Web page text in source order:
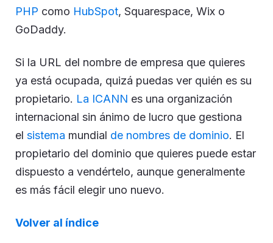
PHP como HubSpot, Squarespace, Wix o
GoDaddy.
Si la URL del nombre de empresa que quieres
ya está ocupada, quizá puedas ver quién es su
propietario. La ICANN es una organización
internacional sin ánimo de lucro que gestiona
el sistema mundial de nombres de dominio. El
propietario del dominio que quieres puede estar
dispuesto a vendértelo, aunque generalmente
es más fácil elegir uno nuevo.
Volver al índice